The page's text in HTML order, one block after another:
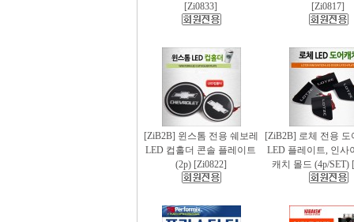
[Zi0833]
[Zi0817]
[ZiB2B] 윈스톰 전용 쉐보레
LED 컵홀더 콘솔 플레이트
(2p) [Zi0822]
[ZiB2B] 로체 전용 도
LED 플레이트, 인사
캐치 몰드 (4p/SET)